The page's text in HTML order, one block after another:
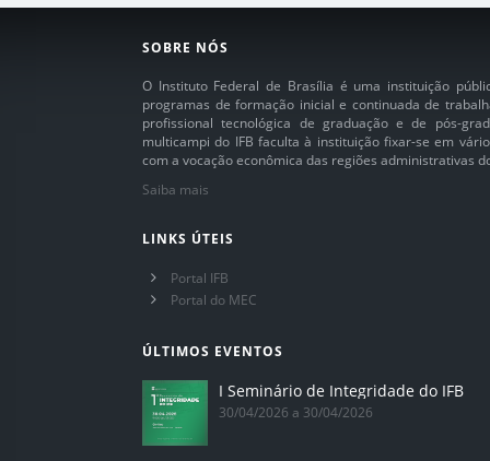
SOBRE NÓS
O Instituto Federal de Brasília é uma instituição
programas de formação inicial e continuada de
profissional tecnológica de graduação e de pós-
multicampi do IFB faculta à instituição fixar-se em
com a vocação econômica das regiões administrativas
Saiba mais
LINKS ÚTEIS
Portal IFB
Portal do MEC
ÚLTIMOS EVENTOS
I Seminário de Integridade do IFB
30/04/2026 a 30/04/2026